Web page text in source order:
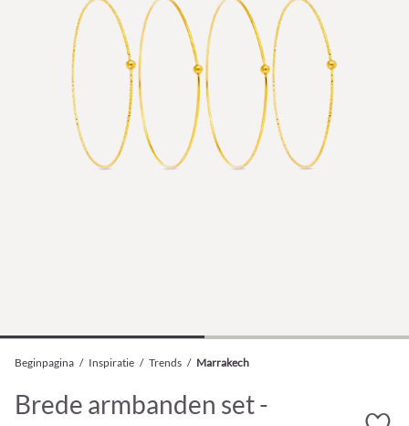
Beginpagina / Inspiratie / Trends / Marrakech
Brede armbanden set -